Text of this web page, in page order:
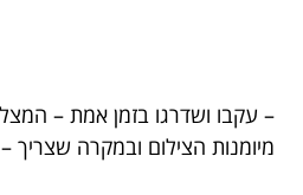
– עקבו ושדרגו בזמן אמת –
מיומנות הצילום ובמקרה שצריך